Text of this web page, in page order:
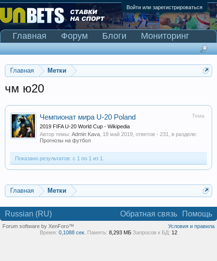
Войти или зарегистрироваться
Главная Метки
чм ю20
Тема
Чемпионат мира U-20 Poland
2019 FIFA U-20 World Cup - Wikipedia
Автор темы: Admin Kava 18 май 2019 , ответов - 231, в разделе:
Прогнозы на футбол
Показано результатов: с 1 по 1 из 1.
Главная Метки
Главная Форум Блоги
Мониторинг
Сканер Pinnacle
Russian (RU) Обратная связь Помощь
Условия и правила
Forum software by XenForo™
Время: 0,1088 сек. Память: 8,293 МБ Запросов к БД: 12